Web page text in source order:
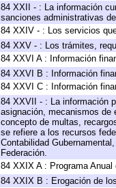
84 XXII - : La información
sanciones administrativas
84 XXIV - : Los servicios
84 XXV - : Los trámites,
84 XXVI A : Información
84 XXVI B : Información
84 XXVI C : Información
84 XXVII - : La información
asignación, mecanismos de
concepto de multas,
se refiere a los recursos
Contabilidad
Federación.
84 XXIX A : Programa
84 XXIX B : Erogación de